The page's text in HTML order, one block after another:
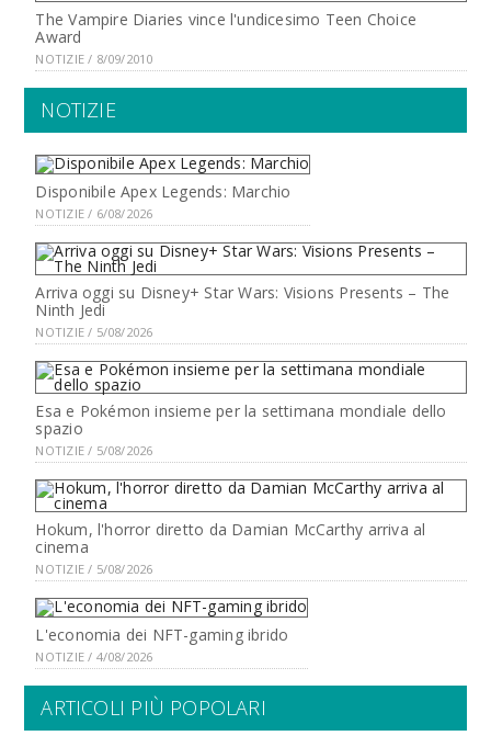
The Vampire Diaries vince l'undicesimo Teen Choice
Award
NOTIZIE / 8/09/2010
NOTIZIE
Disponibile Apex Legends: Marchio
NOTIZIE / 6/08/2026
Arriva oggi su Disney+ Star Wars: Visions Presents – The
Ninth Jedi
NOTIZIE / 5/08/2026
Esa e Pokémon insieme per la settimana mondiale dello
spazio
NOTIZIE / 5/08/2026
Hokum, l'horror diretto da Damian McCarthy arriva al
cinema
NOTIZIE / 5/08/2026
L'economia dei NFT-gaming ibrido
NOTIZIE / 4/08/2026
ARTICOLI PIÙ POPOLARI